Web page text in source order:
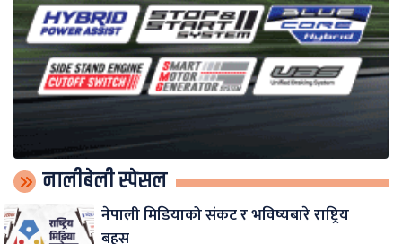
नालीबेली स्पेसल
नेपाली मिडियाको संकट र भविष्यबारे राष्ट्रिय
बहस